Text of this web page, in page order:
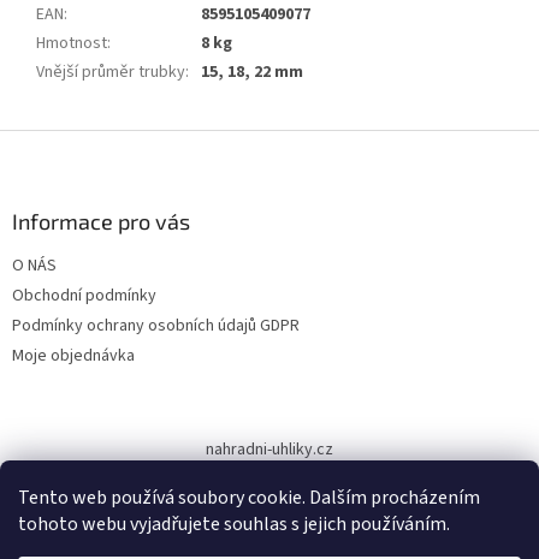
Tento web používá soubory cookie. Dalším procházením
tohoto webu vyjadřujete souhlas s jejich používáním.
EAN:
8595105409077
Hmotnost:
8 kg
Vnější průměr trubky: 15, 18, 22 mm
Informace pro vás
O NÁS
Obchodní podmínky
Podmínky ochrany osobních údajů GDPR
Moje objednávka
nahradni-uhliky.cz